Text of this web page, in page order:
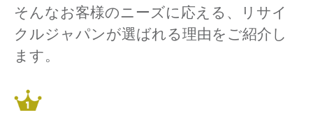
そんなお客様のニーズに応える、リサイ
クルジャパンが選ばれる理由をご紹介し
ます。